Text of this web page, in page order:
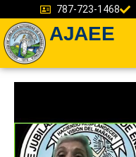
787-723-1468
AJAEE